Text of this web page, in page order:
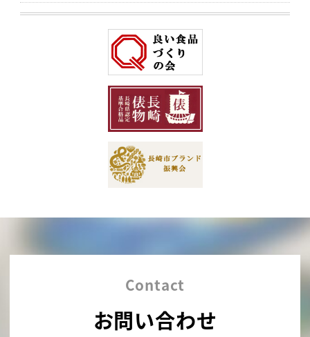
Contact
お問い合わせ